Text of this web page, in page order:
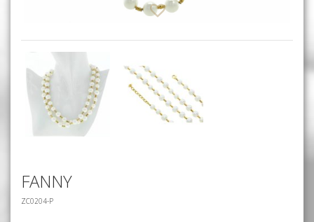
FANNY
ZC0204-P